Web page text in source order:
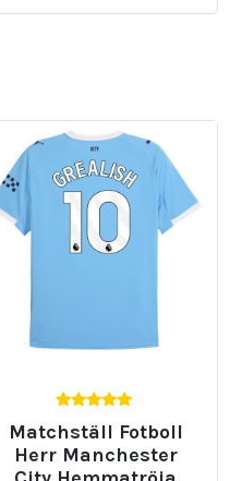
av 5
Matchställ Fotboll
Herr Manchester